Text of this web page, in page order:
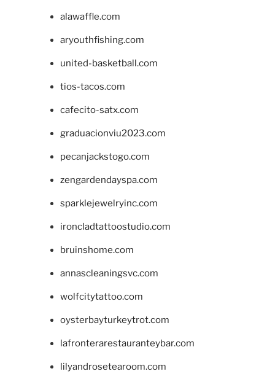
alawaffle.com
aryouthfishing.com
united-basketball.com
tios-tacos.com
cafecito-satx.com
graduacionviu2023.com
pecanjackstogo.com
zengardendayspa.com
sparklejewelryinc.com
ironcladtattoostudio.com
bruinshome.com
annascleaningsvc.com
wolfcitytattoo.com
oysterbayturkeytrot.com
lafronterarestauranteybar.com
lilyandrosetearoom.com